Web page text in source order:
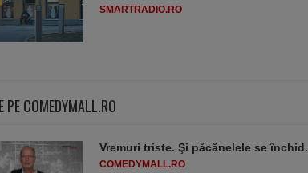
SMARTRADIO.RO
PE COMEDYMALL.RO
Vremuri triste. Şi păcănelele se închid.
COMEDYMALL.RO